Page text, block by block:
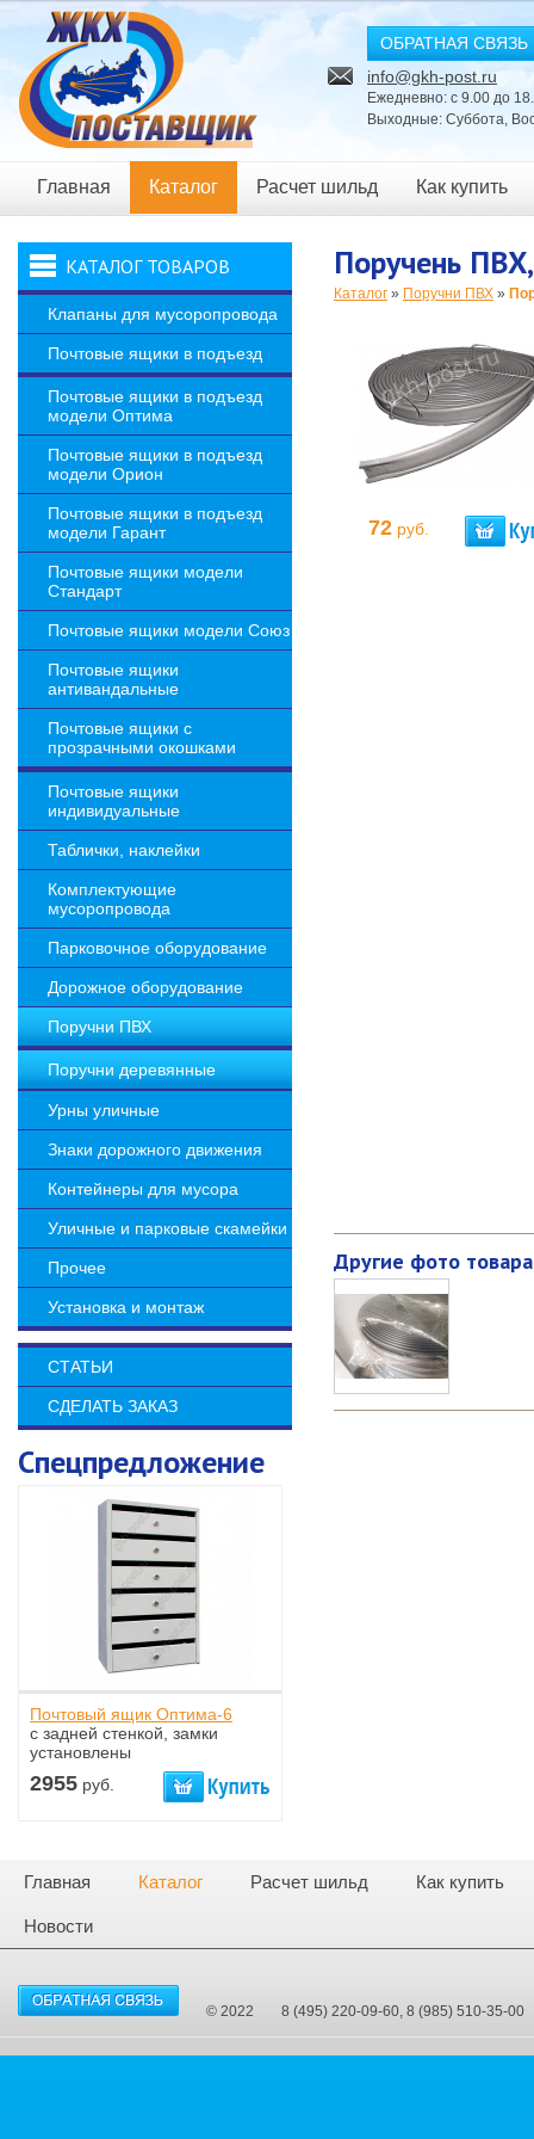
ОБРАТНАЯ СВЯЗЬ
info@gkh-post.ru
Ежедневно: с 9.00 до
Выходные: Суббота,
Главная Каталог Расчет шильд Как купить
Новости
КАТАЛОГ ТОВАРОВ
Клапаны для мусоропровода
Почтовые ящики в подъезд
Почтовые ящики в подъезд
модели Оптима
Почтовые ящики в подъезд
модели Орион
Почтовые ящики в подъезд
модели Гарант
Почтовые ящики модели
Стандарт
Почтовые ящики модели Союз
Почтовые ящики
антивандальные
Почтовые ящики с
прозрачными окошками
Почтовые ящики
индивидуальные
Таблички, наклейки
Комплектующие
мусоропровода
Парковочное оборудование
Дорожное оборудование
Поручни ПВХ
Поручни деревянные
Урны уличные
Знаки дорожного движения
Контейнеры для мусора
Уличные и парковые скамейки
Прочее
Установка и монтаж
СТАТЬИ
СДЕЛАТЬ ЗАКАЗ
Спецпредложение
Почтовый ящик Оптима-6
с задней стенкой, замки
установлены
2955 руб.
Поручень
Каталог » Поручни ПВХ »
72 руб.
Другие фото товара
Главная Каталог Расчет шильд Как купить
Новости
© 2022 8 (495) 220-09-60, 8 (985) 510-35-